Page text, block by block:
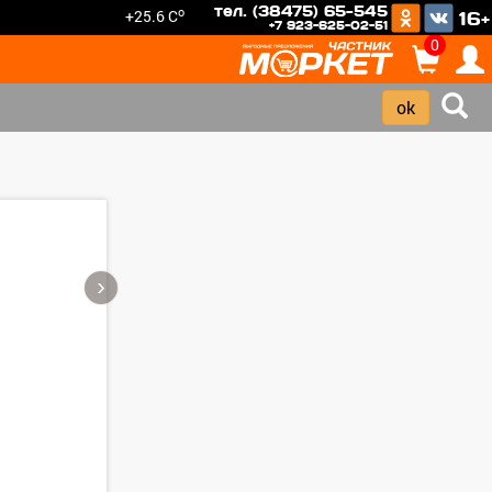
+25.6 Co тел. (38475) 65-545
+7 923-625-02-51 16+
0
›